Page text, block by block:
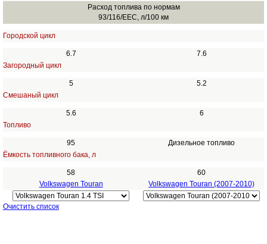
Расход топлива по нормам
93/116/EEC, л/100 км
Городской цикл
6.7
7.6
Загородный цикл
5
5.2
Смешаный цикл
5.6
6
Топливо
95
Дизельное топливо
Ёмкость топливного бака, л
58
60
Volkswagen Touran
Volkswagen Touran (2007-2010)
Очистить список